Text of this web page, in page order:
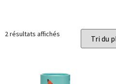
2 résultats affichés